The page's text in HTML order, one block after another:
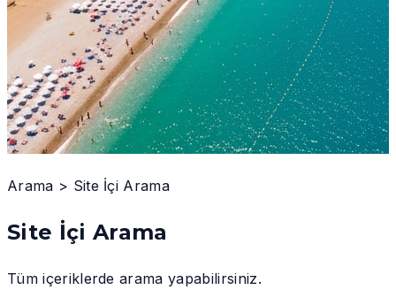
Arama > Site İçi Arama
Site İçi Arama
Tüm içeriklerde arama yapabilirsiniz.